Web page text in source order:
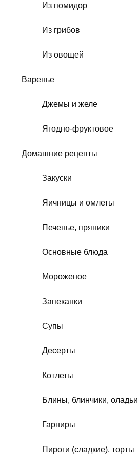
Из помидор
Из грибов
Из овощей
Варенье
Джемы и желе
Ягодно-фруктовое
Домашние рецепты
Закуски
Яичницы и омлеты
Печенье, пряники
Основные блюда
Мороженое
Запеканки
Супы
Десерты
Котлеты
Блины, блинчики, оладьи
Гарниры
Пироги (сладкие), торты